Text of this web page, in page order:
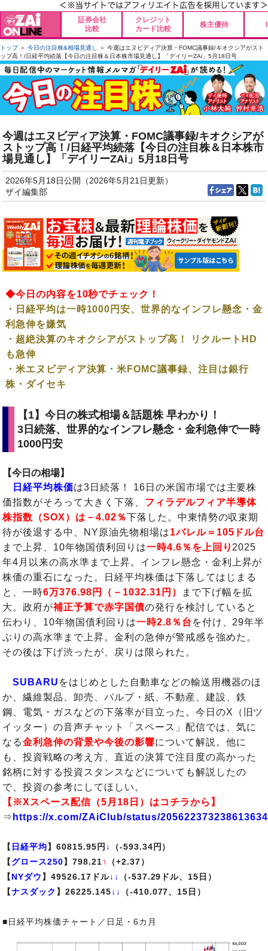
証券会社
比較
クレジット
カード比較
株主優待
トップ＞ 今日の注目株&相場見通し
＞ 今週はエヌビディア決算・FOMC議事録/キオクシアがスト
ップ高！/日経平均続落【今日の注目株＆日本株市場見通し】「デイリーZAi」5月18日号
今週はエヌビディア決算・FOMC議事録/キオクシアが
ストップ高！/日経平均続落【今日の注目株＆日本株市
場見通し】「デイリーZAi」5月18日号
2026年5月18日公開（2026年5月21日更新）
ザイ編集部
◆今日の内容を10秒でチェック！
・日経平均は一時1000円安、世界的なインフレ懸念・金
利急伸を嫌気
・超絶決算のキオクシアがストップ高！ リクルートHD
も急伸
・米エヌビディア決算・米FOMC議事録、注目は銀行
株・ダイセキ
【1】今日の株式相場＆話題株 早わかり！
3日続落、世界的なインフレ懸念・金利急伸で一時
1000円安
【今日の相場】
日経平均株価は3日続落！ 16日の米国市場では主要株
価指数がそろって大きく下落、 フィラデルフィア半導体
株指数（SOX）は－4.02％下落した。中東情勢の収束期
待が後退する中、NY原油先物相場は1バレル＝105ドル台
まで上昇、10年物国債利回りは一時4.6％を上回り 2025
年4月以来の高水準まで上昇。インフレ懸念・金利上昇が
株価の重石になった。日経平均株価は下落してはじまる
と、一時6万376.98円（－1032.31円）
まで下げ幅を拡
大。政府が補正予算で赤字国債の発行を検討していると
伝わり、10年物国債利回りは一時2.8％台 を付け、29年半
ぶりの高水準まで上昇。金利の急伸が警戒感を強めた。
その後は下げ渋ったが、戻りは限られた。
SUBARU をはじめとした自動車などの輸送用機器のほ
か、繊維製品、卸売、パルプ・紙、不動産、建設、鉄
鋼、電気・ガスなどの下落率が目立った。今日のX（旧ツ
イッター）の音声チャット「スペース」配信では、気に
なる金利急伸の背景や今後の影響について解説。他に
も、投資戦略の考え方、直近の決算で注目度の高かった
銘柄に対する投資スタンスなどについても解説したの
で、投資の参考にしてほしい。
【※Xスペース配信（5月18日）はコチラから】
⇒ https://x.com/ZAiClub/status/
【 日経平均】60815.95円 ↓
（-593.34円）
【グロース250】798.21↑
（+2.37）
【NYダウ 】49526.17ドル↓↓
（-537.29ドル、15日）
【ナスダック 】26225.145↓↓ （-410.077、15日）
■日経平均株価チャート／日足・6カ月